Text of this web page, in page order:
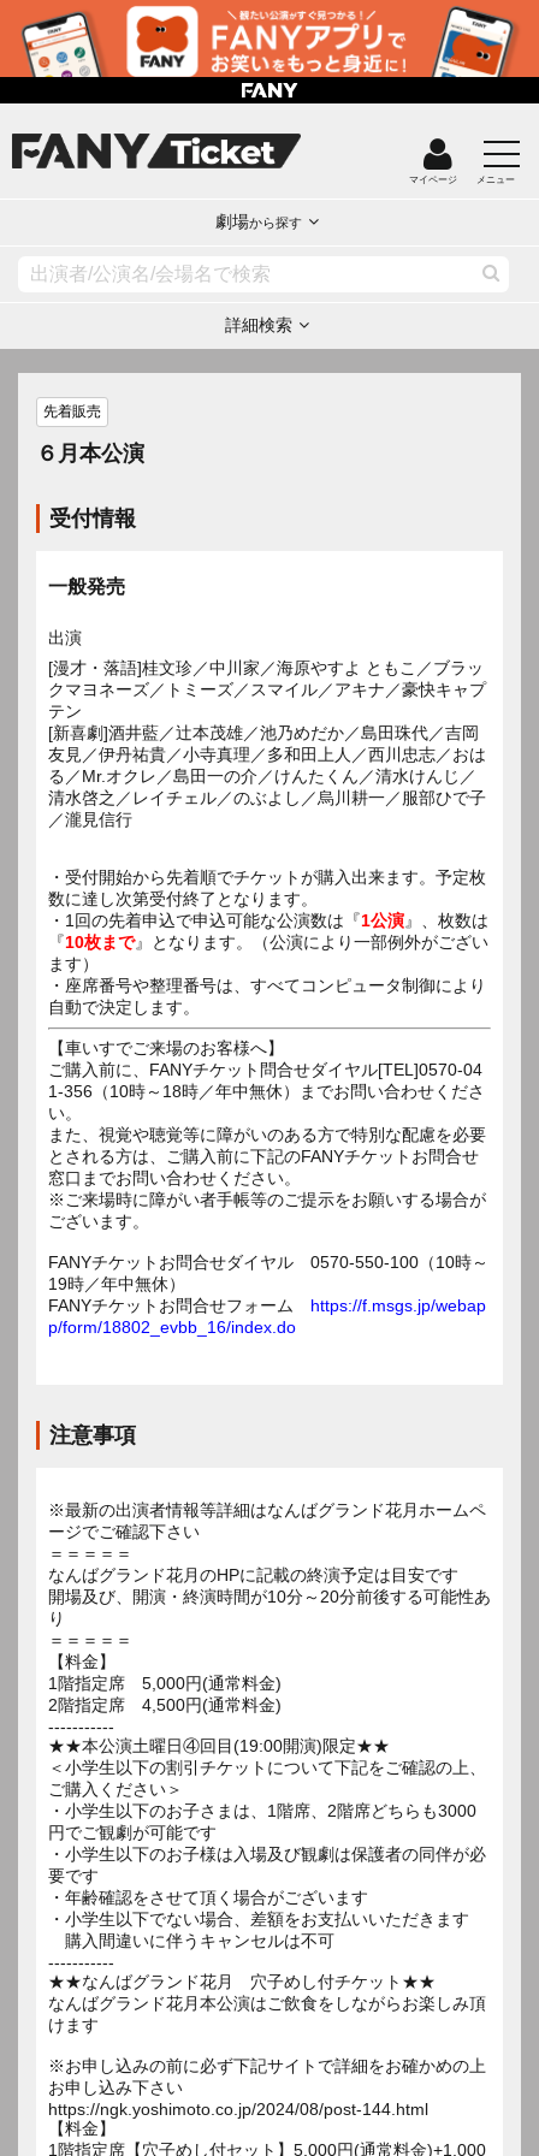
マイページ メニュー
劇場から探す
詳細検索
先着販売
６月本公演
受付情報
一般発売
出演
[漫才・落語]桂文珍／中川家／海原やすよ ともこ／ブラッ
クマヨネーズ／トミーズ／スマイル／アキナ／豪快キャプ
テン
[新喜劇]酒井藍／辻本茂雄／池乃めだか／島田珠代／吉岡
友見／伊丹祐貴／小寺真理／多和田上人／西川忠志／おは
る／Mr.オクレ／島田一の介／けんたくん／清水けんじ／
清水啓之／レイチェル／のぶよし／烏川耕一／服部ひで子
／瀧見信行
・受付開始から先着順でチケットが購入出来ます。予定枚
数に達し次第受付終了となります。
・1回の先着申込で申込可能な公演数は『1公演』、枚数は
『10枚まで』となります。（公演により一部例外がござい
ます）
・座席番号や整理番号は、すべてコンピュータ制御により
自動で決定します。
【車いすでご来場のお客様へ】
ご購入前に、FANYチケット問合せダイヤル[TEL]0570-04
1-356（10時～18時／年中無休）までお問い合わせくださ
い。
また、視覚や聴覚等に障がいのある方で特別な配慮を必要
とされる方は、ご購入前に下記のFANYチケットお問合せ
窓口までお問い合わせください。
※ご来場時に障がい者手帳等のご提示をお願いする場合が
ございます。
FANYチケットお問合せダイヤル 0570-550-100（10時～
19時／年中無休）
FANYチケットお問合せフォーム https://f.msgs.jp/webap
p/form/18802_evbb_16/index.do
注意事項
※最新の出演者情報等詳細はなんばグランド花月ホームペ
ージでご確認下さい
＝＝＝＝＝
なんばグランド花月のHPに記載の終演予定は目安です
開場及び、開演・終演時間が10分～20分前後する可能性あ
り
＝＝＝＝＝
【料金】
1階指定席 5,000円(通常料金)
2階指定席 4,500円(通常料金)
-----------
★★本公演土曜日④回目(19:00開演)限定★★
＜小学生以下の割引チケットについて下記をご確認の上、
ご購入ください＞
・小学生以下のお子さまは、1階席、2階席どちらも3000
円でご観劇が可能です
・小学生以下のお子様は入場及び観劇は保護者の同伴が必
要です
・年齢確認をさせて頂く場合がございます
・小学生以下でない場合、差額をお支払いいただきます
購入間違いに伴うキャンセルは不可
-----------
★★なんばグランド花月 穴子めし付チケット★★
なんばグランド花月本公演はご飲食をしながらお楽しみ頂
けます
※お申し込みの前に必ず下記サイトで詳細をお確かめの上
お申し込み下さい
https://ngk.yoshimoto.co.jp/2024/08/post-144.html
【料金】
1階指定席【穴子めし付セット】5,000円(通常料金)+1,000